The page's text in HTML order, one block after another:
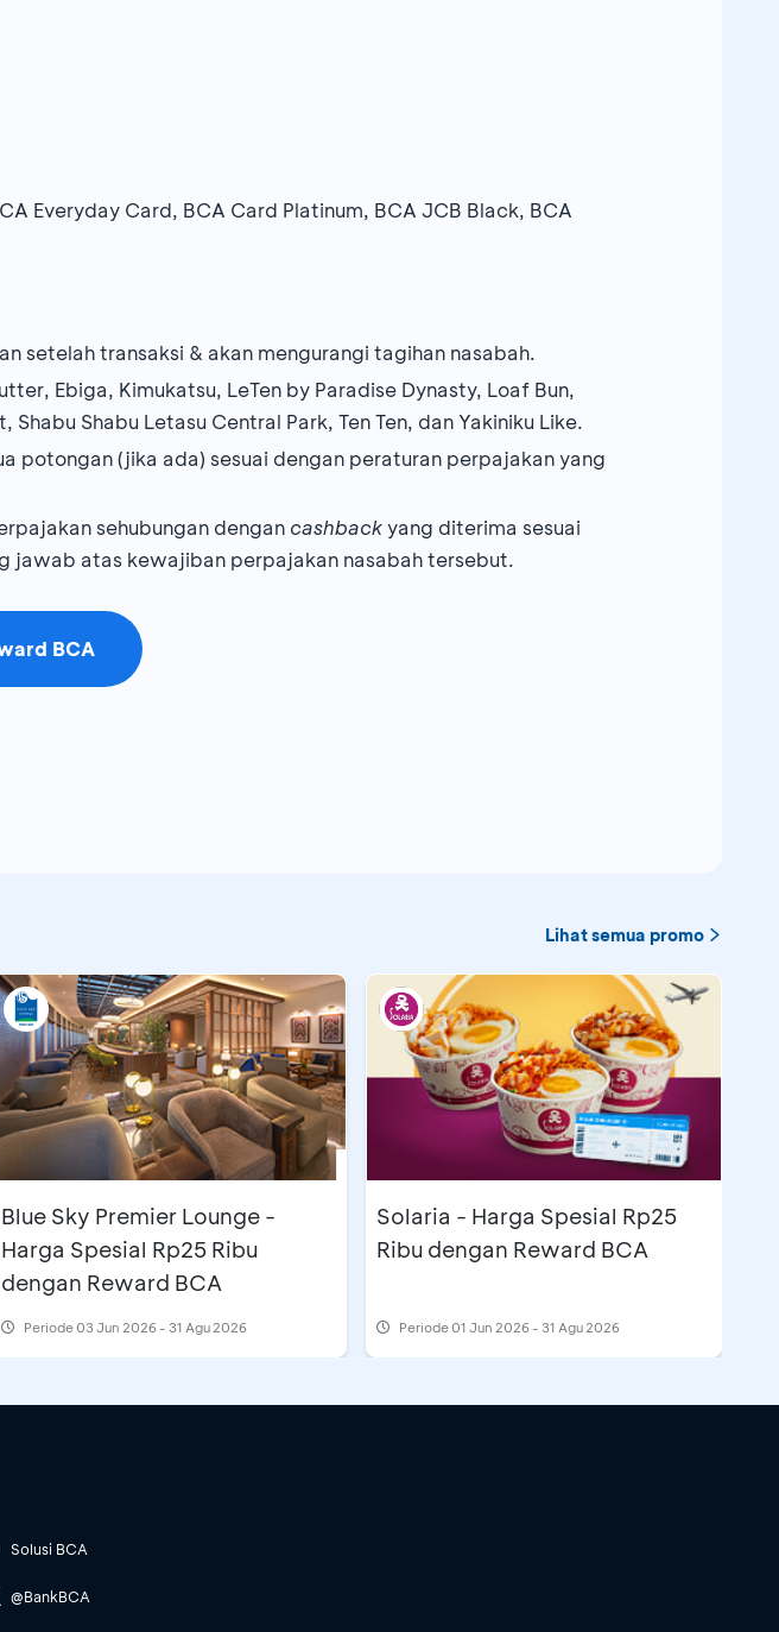
Everyday Card, BCA Card Platinum, BCA JCB Black, BCA
setelah transaksi & akan mengurangi tagihan nasabah.
Ebiga, Kimukatsu, LeTen by Paradise Dynasty, Loaf Bun,
Shabu Letasu Central Park, Ten Ten, dan Yakiniku Like.
potongan (jika ada) sesuai dengan peraturan perpajakan yang
sehubungan dengan cashbackyang diterima sesuai
jawab atas kewajiban perpajakan nasabah tersebut.
BCA
Lihat semua promo
Blue Sky Premier Lounge -
Harga Spesial Rp25 Ribu
dengan Reward BCA
Periode03 Jun 2026 - 31 Agu 2026
Solaria - Harga Spesial Rp25
Ribu dengan Reward BCA
Periode01 Jun 2026 - 31 Agu 2026
Solusi BCA
@BankBCA